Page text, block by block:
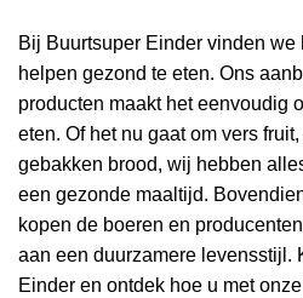
Bij Buurtsuper Einder vinden we
helpen gezond te eten. Ons
producten maakt het eenvoudig
eten. Of het nu gaat om vers
gebakken brood, wij hebben
een gezonde maaltijd.
kopen de boeren en
aan een duurzamere levensstijl.
Einder en ontdek hoe u met